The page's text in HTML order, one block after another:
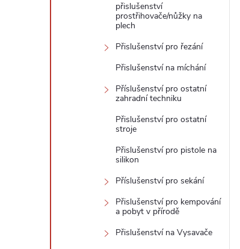
přislušenství
prostřihovače/nůžky na
plech
Přislušenství pro řezání
Přislušenství na míchání
Příslušenství pro ostatní
zahradní techniku
Přislušenství pro ostatní
stroje
Přislušenství pro pistole na
silikon
Příslušenství pro sekání
Přislušenství pro kempování
a pobyt v přírodě
Přislušenství na Vysavače